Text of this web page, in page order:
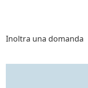
Inoltra una domanda